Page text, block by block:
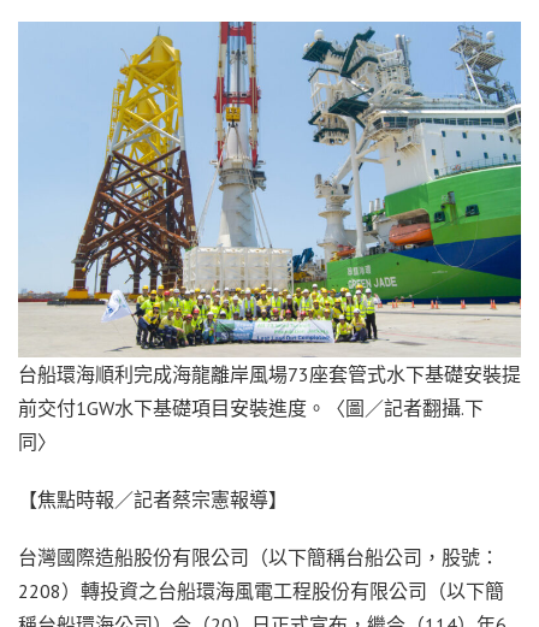
台船環海順利完成海龍離岸風場73座套管式水下基礎安裝提
前交付1GW水下基礎項目安裝進度。〈圖／記者翻攝.下
同〉
【焦點時報／記者蔡宗憲報導】
台灣國際造船股份有限公司（以下簡稱台船公司，股號：
2208）轉投資之台船環海風電工程股份有限公司（以下簡